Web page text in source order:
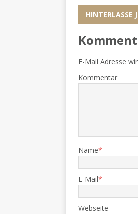
HINTERLASSE
E-Mail Adresse
Kommentar
Name*
E-Mail*
Webseite